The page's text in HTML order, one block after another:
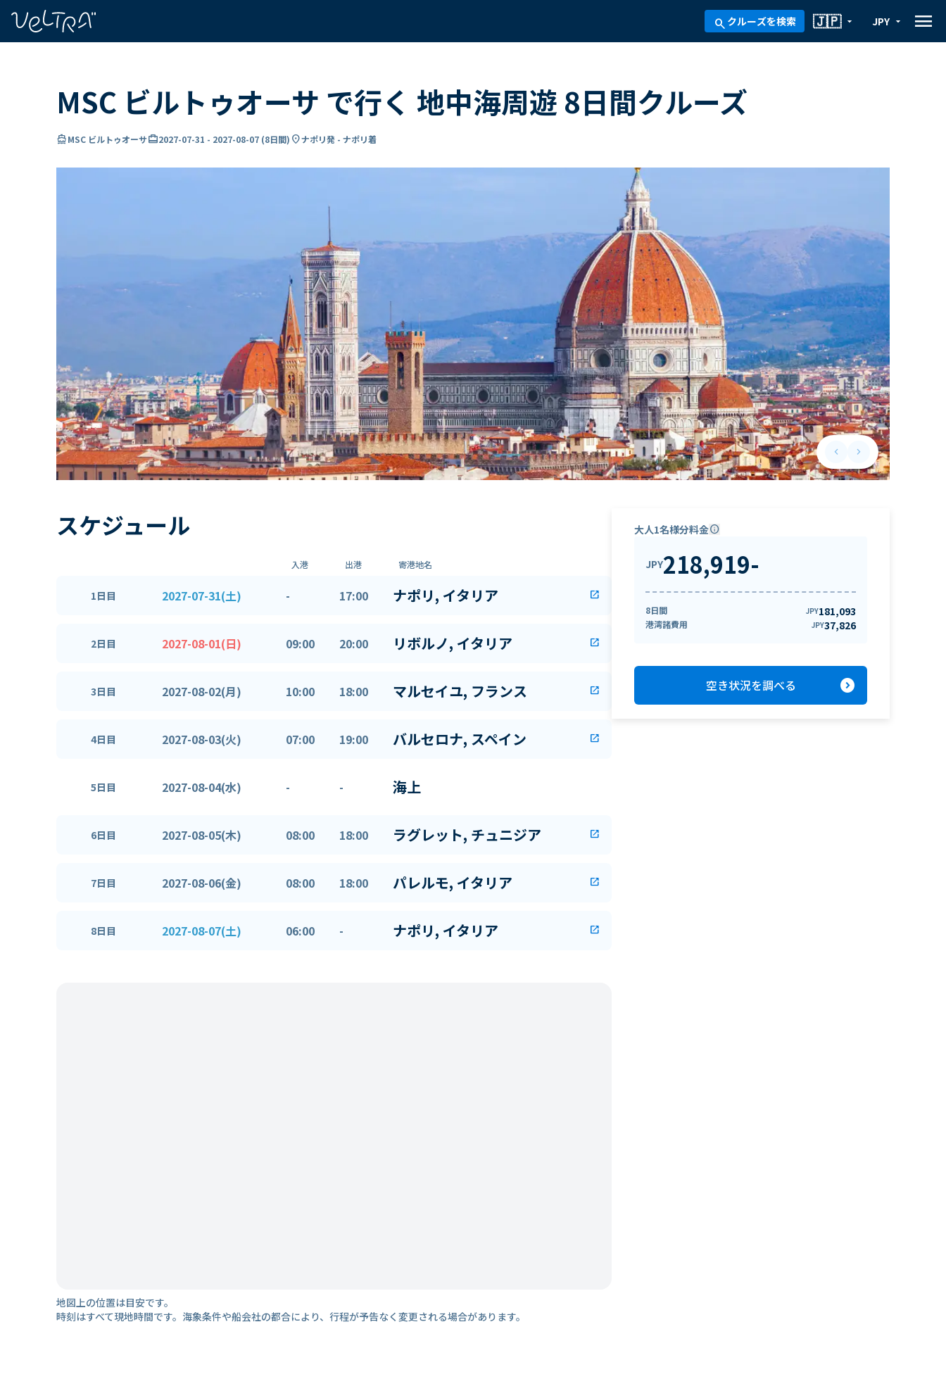
search クルーズを検索 arrow_drop_down
🇯🇵 arrow_drop_down
JPY menu
MSC ビルトゥオーサ で行く 地中海周遊 8日間クルーズ
directions_boatMSC ビルトゥオーサcard_travel2027-07-31 - 2027-08-07 (8日間) location_onナポリ発 - ナポリ着
keyboard_arrow_leftPrevious slide
keyboard_arrow_rightNext slide
スケジュール
入港 出港 寄港地名
1日目 2027-07-31(土) - 17:00 ナポリ, イタリア open_in_new
2日目 2027-08-01(日) 09:00 20:00 リボルノ, イタリア open_in_new
3日目 2027-08-02(月) 10:00 18:00 マルセイユ, フランス open_in_new
4日目 2027-08-03(火) 07:00 19:00 バルセロナ, スペイン open_in_new
5日目 2027-08-04(水) - - 海上
6日目 2027-08-05(木) 08:00 18:00 ラグレット, チュニジア open_in_new
7日目 2027-08-06(金) 08:00 18:00 パレルモ, イタリア open_in_new
8日目 2027-08-07(土) 06:00 - ナポリ, イタリア open_in_new
地図上の位置は目安です。
時刻はすべて現地時間です。海象条件や船会社の都合により、行程が予告なく変更される場合があります。
大人1名様分料金info
JPY218,919-
8日間 JPY181,093
港湾諸費用 JPY37,826
空き状況を調べる expand_circle_right